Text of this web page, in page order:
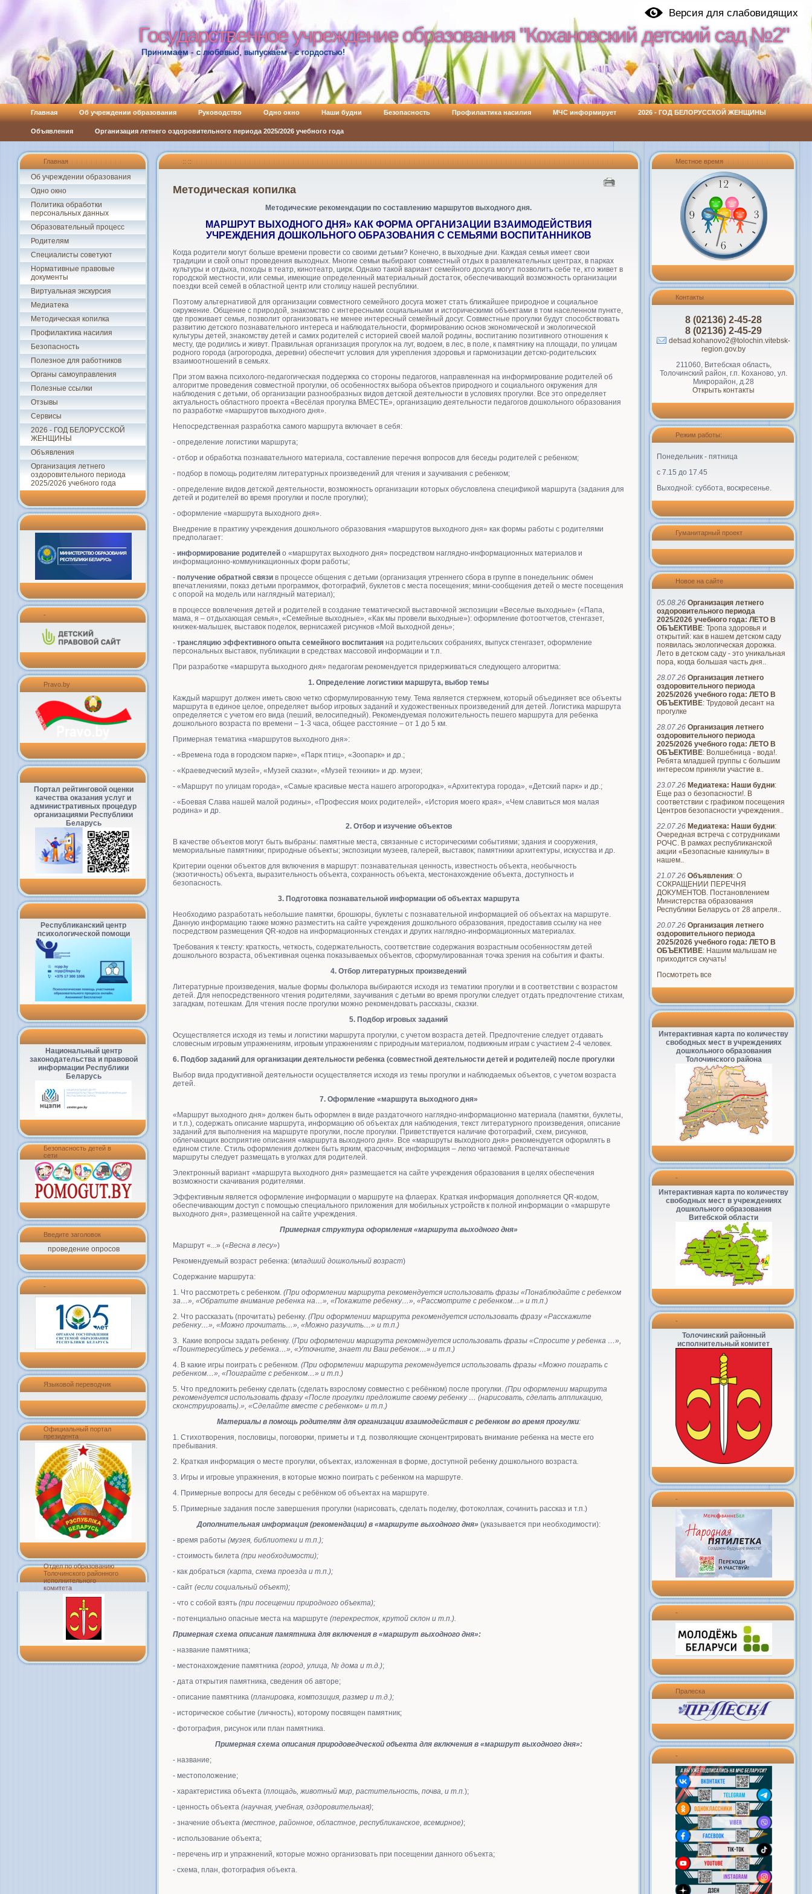
Версия для слабовидящих
Государственное учреждение образования "Кохановский детский сад №2"
Государственное учреждение образования "Кохановский детский сад №2"
Принимаем - с любовью, выпускаем - с гордостью!
Главная Об учреждении образования Руководство Одно окно Наши будни Безопасность Профилактика насилия МЧС информирует 2026 - ГОД БЕЛОРУССКОЙ ЖЕНЩИНЫ
Объявления Организация летнего оздоровительного периода 2025/2026 учебного года
Главная
Об учреждении образования
Одно окно
Политика обработки
персональных данных
Образовательный процесс
Родителям
Специалисты советуют
Нормативные правовые
документы
Виртуальная экскурсия
Медиатека
Методическая копилка
Профилактика насилия
Безопасность
Полезное для работников
Органы самоуправления
Полезные ссылки
Отзывы
Сервисы
2026 - ГОД БЕЛОРУССКОЙ
ЖЕНЩИНЫ
Объявления
Организация летнего
оздоровительного периода
2025/2026 учебного года
-
Pravo.by
Портал рейтинговой оценки
качества оказания услуг и
административных процедур
организациями Республики
Беларусь
Республиканский центр
психологической помощи
Национальный центр
законодательства и правовой
информации Республики
Беларусь
Безопасность детей в
сети
Введите заголовок
проведение опросов
-
Языковой переводчик
Официальный портал
президента
Отдел по образованию
Толочинского районного
исполнительного
комитета
:: ::
Методическая копилка
Методические рекомендации по составлению маршрутов выходного дня.
МАРШРУТ ВЫХОДНОГО ДНЯ» КАК ФОРМА ОРГАНИЗАЦИИ ВЗАИМОДЕЙСТВИЯ
УЧРЕЖДЕНИЯ ДОШКОЛЬНОГО ОБРАЗОВАНИЯ С СЕМЬЯМИ ВОСПИТАННИКОВ
Когда родители могут больше времени провести со своими детьми? Конечно, в выходные дни. Каждая семья имеет свои
традиции и свой опыт проведения выходных. Многие семьи выбирают совместный отдых в развлекательных центрах, в парках
культуры и отдыха, походы в театр, кинотеатр, цирк. Однако такой вариант семейного досуга могут позволить себе те, кто живет в
городской местности, или семьи, имеющие определенный материальный достаток, обеспечивающий возможность организации
поездки всей семей в областной центр или столицу нашей республики.
Поэтому альтернативой для организации совместного семейного досуга может стать ближайшее природное и социальное
окружение. Общение с природой, знакомство с интересными социальными и историческими объектами в том населенном пункте,
где проживает семья, позволит организовать не менее интересный семейный досуг. Совместные прогулки будут способствовать
развитию детского познавательного интереса и наблюдательности, формированию основ экономической и экологической
культуры детей, знакомству детей и самих родителей с историей своей малой родины, воспитанию позитивного отношения к
месту, где родились и живут. Правильная организация прогулок на луг, водоем, в лес, в поле, к памятнику на площади, по улицам
родного города (агрогородка, деревни) обеспечит условия для укрепления здоровья и гармонизации детско-родительских
взаимоотношений в семьях.
При этом важна психолого-педагогическая поддержка со стороны педагогов, направленная на информирование родителей об
алгоритме проведения совместной прогулки, об особенностях выбора объектов природного и социального окружения для
наблюдения с детьми, об организации разнообразных видов детской деятельности в условиях прогулки. Все это определяет
актуальность областного проекта «Весёлая прогулка ВМЕСТЕ», организацию деятельности педагогов дошкольного образования
по разработке «маршрутов выходного дня».
Непосредственная разработка самого маршрута включает в себя:
- определение логистики маршрута;
- отбор и обработка познавательного материала, составление перечня вопросов для беседы родителей с ребенком;
- подбор в помощь родителям литературных произведений для чтения и заучивания с ребенком;
- определение видов детской деятельности, возможность организации которых обусловлена спецификой маршрута (задания для
детей и родителей во время прогулки и после прогулки);
- оформление «маршрута выходного дня».
Внедрение в практику учреждения дошкольного образования «маршрутов выходного дня» как формы работы с родителями
предполагает:
- информирование родителей о «маршрутах выходного дня» посредством наглядно-информационных материалов и
информационно-коммуникационных форм работы;
- получение обратной связи в процессе общения с детьми (организация утреннего сбора в группе в понедельник: обмен
впечатлениями, показ детьми программок, фотографий, буклетов с места посещения; мини-сообщения детей о месте посещения
с опорой на модель или наглядный материал);
в процессе вовлечения детей и родителей в создание тематической выставочной экспозиции «Веселые выходные» («Папа,
мама, я – отдыхающая семья», «Семейные выходные», «Как мы провели выходные»): оформление фотоотчетов, стенгазет,
книжек-малышек, выставок поделок, вернисажей рисунков «Мой выходной день»;
- трансляцию эффективного опыта семейного воспитания на родительских собраниях, выпуск стенгазет, оформление
персональных выставок, публикации в средствах массовой информации и т.п.
При разработке «маршрута выходного дня» педагогам рекомендуется придерживаться следующего алгоритма:
1. Определение логистики маршрута, выбор темы
Каждый маршрут должен иметь свою четко сформулированную тему. Тема является стержнем, который объединяет все объекты
маршрута в единое целое, определяет выбор игровых заданий и художественных произведений для детей. Логистика маршрута
определяется с учетом его вида (пеший, велосипедный). Рекомендуемая положительность пешего маршрута для ребенка
дошкольного возраста по времени – 1-3 часа, общее расстояние – от 1 до 5 км.
Примерная тематика «маршрутов выходного дня»:
- «Времена года в городском парке», «Парк птиц», «Зоопарк» и др.;
- «Краеведческий музей», «Музей сказки», «Музей техники» и др. музеи;
- «Маршрут по улицам города», «Самые красивые места нашего агрогородка», «Архитектура города», «Детский парк» и др.;
- «Боевая Слава нашей малой родины», «Профессия моих родителей», «История моего края», «Чем славиться моя малая
родина» и др.
2. Отбор и изучение объектов
В качестве объектов могут быть выбраны: памятные места, связанные с историческими событиями; здания и сооружения,
мемориальные памятники; природные объекты; экспозиции музеев, галерей, выставок; памятники архитектуры, искусства и др.
Критерии оценки объектов для включения в маршрут: познавательная ценность, известность объекта, необычность
(экзотичность) объекта, выразительность объекта, сохранность объекта, местонахождение объекта, доступность и
безопасность.
3. Подготовка познавательной информации об объектах маршрута
Необходимо разработать небольшие памятки, брошюры, буклеты с познавательной информацией об объектах на маршруте.
Данную информацию также можно разместить на сайте учреждения дошкольного образования, предоставив ссылку на нее
посредством размещения QR-кодов на информационных стендах и других наглядно-информационных материалах.
Требования к тексту: краткость, четкость, содержательность, соответствие содержания возрастным особенностям детей
дошкольного возраста, объективная оценка показываемых объектов, сформулированная точка зрения на события и факты.
4. Отбор литературных произведений
Литературные произведения, малые формы фольклора выбираются исходя из тематики прогулки и в соответствии с возрастом
детей. Для непосредственного чтения родителями, заучивания с детьми во время прогулки следует отдать предпочтение стихам,
загадкам, потешкам. Для чтения после прогулки можно рекомендовать рассказы, сказки.
5. Подбор игровых заданий
Осуществляется исходя из темы и логистики маршрута прогулки, с учетом возраста детей. Предпочтение следует отдавать
словесным игровым упражнениям, игровым упражнениям с природным материалом, подвижным играм с участием 2-4 человек.
6. Подбор заданий для организации деятельности ребенка (совместной деятельности детей и родителей) после прогулки
Выбор вида продуктивной деятельности осуществляется исходя из темы прогулки и наблюдаемых объектов, с учетом возраста
детей.
7. Оформление «маршрута выходного дня»
«Маршрут выходного дня» должен быть оформлен в виде раздаточного наглядно-информационно материала (памятки, буклеты,
и т.п.), содержать описание маршрута, информацию об объектах для наблюдения, текст литературного произведения, описание
заданий для выполнения на маршруте прогулки, после прогулки. Приветствуется наличие фотографий, схем, рисунков,
облегчающих восприятие описания «маршрута выходного дня». Все «маршруты выходного дня» рекомендуется оформлять в
едином стиле. Стиль оформления должен быть ярким, красочным; информация – легко читаемой. Распечатанные
маршруты следует размещать в уголках для родителей.
Электронный вариант «маршрута выходного дня» размещается на сайте учреждения образования в целях обеспечения
возможности скачивания родителями.
Эффективным является оформление информации о маршруте на флаерах. Краткая информация дополняется QR-кодом,
обеспечивающим доступ с помощью специального приложения для мобильных устройств к полной информации о «маршруте
выходного дня», размещенной на сайте учреждения.
Примерная структура оформления «маршрута выходного дня»
Маршрут «...» («Весна в лесу»)
Рекомендуемый возраст ребенка: (младший дошкольный возраст)
Содержание маршрута:
1. Что рассмотреть с ребенком. (При оформлении маршрута рекомендуется использовать фразы «Понаблюдайте с ребенком
за…», «Обратите внимание ребенка на…», «Покажите ребенку…», «Рассмотрите с ребенком…» и т.п.)
2. Что рассказать (прочитать) ребенку. (При оформлении маршрута рекомендуется использовать фразу «Расскажите
ребенку…», «Можно прочитать…», «Можно разучить…» и т.п.)
3. Какие вопросы задать ребенку. (При оформлении маршрута рекомендуется использовать фразы «Спросите у ребенка …»,
«Поинтересуйтесь у ребенка…», «Уточните, знает ли Ваш ребенок…» и т.п.)
4. В какие игры поиграть с ребенком. (При оформлении маршрута рекомендуется использовать фразы «Можно поиграть с
ребенком…», «Поиграйте с ребенком…» и т.п.)
5. Что предложить ребенку сделать (сделать взрослому совместно с ребёнком) после прогулки. (При оформлении маршрута
рекомендуется использовать фразу «После прогулки предложите своему ребенку … (нарисовать, сделать аппликацию,
сконструировать).», «Сделайте вместе с ребенком» и т.п.)
Материалы в помощь родителям для организации взаимодействия с ребенком во время прогулки:
1. Стихотворения, пословицы, поговорки, приметы и т.д. позволяющие сконцентрировать внимание ребенка на месте его
пребывания.
2. Краткая информация о месте прогулки, объектах, изложенная в форме, доступной ребенку дошкольного возраста.
3. Игры и игровые упражнения, в которые можно поиграть с ребенком на маршруте.
4. Примерные вопросы для беседы с ребёнком об объектах на маршруте.
5. Примерные задания после завершения прогулки (нарисовать, сделать поделку, фотоколлаж, сочинить рассказ и т.п.)
Дополнительная информация (рекомендации) в «маршруте выходного дня» (указывается при необходимости):
- время работы (музея, библиотеки и т.п.);
- стоимость билета (при необходимости);
- как добраться (карта, схема проезда и т.п.);
- сайт (если социальный объект);
- что с собой взять (при посещении природного объекта);
- потенциально опасные места на маршруте (перекресток, крутой склон и т.п.).
Примерная схема описания памятника для включения в «маршрут выходного дня»:
- название памятника;
- местонахождение памятника (город, улица, № дома и т.д.);
- дата открытия памятника, сведения об авторе;
- описание памятника (планировка, композиция, размер и т.д.);
- историческое событие (личность), которому посвящен памятник;
- фотография, рисунок или план памятника.
Примерная схема описания природоведческой объекта для включения в «маршрут выходного дня»:
- название;
- местоположение;
- характеристика объекта (площадь, животный мир, растительность, почва, и т.п.);
- ценность объекта (научная, учебная, оздоровительная);
- значение объекта (местное, районное, областное, республиканское, всемирное);
- использование объекта;
- перечень игр и упражнений, которые можно организовать при посещении данного объекта;
- схема, план, фотография объекта.
Местное время
Контакты
8 (02136) 2-45-28
8 (02136) 2-45-29
detsad.kohanovo2@tolochin.vitebsk-
region.gov.by
211060, Витебская область,
Толочинский район, г.п. Коханово, ул.
Микрорайон, д.28
Открыть контакты
Режим работы:
Понедельник - пятница
с 7.15 до 17.45
Выходной: суббота, воскресенье.
Гуманитарный проект
Новое на сайте
05.08.26 Организация летнего
оздоровительного периода
2025/2026 учебного года: ЛЕТО В
ОБЪЕКТИВЕ: Тропа здоровья и
открытий: как в нашем детском саду
появилась экологическая дорожка.
Лето в детском саду - это уникальная
пора, когда большая часть дня..
28.07.26 Организация летнего
оздоровительного периода
2025/2026 учебного года: ЛЕТО В
ОБЪЕКТИВЕ: Трудовой десант на
прогулке
28.07.26 Организация летнего
оздоровительного периода
2025/2026 учебного года: ЛЕТО В
ОБЪЕКТИВЕ: Волшебница - вода!.
Ребята младшей группы с большим
интересом приняли участие в..
23.07.26 Медиатека: Наши будни:
Еще раз о безопасности!. В
соответствии с графиком посещения
Центров безопасности учреждения..
22.07.26 Медиатека: Наши будни:
Очередная встреча с сотрудниками
РОЧС. В рамках республиканской
акции «Безопасные каникулы» в
нашем..
21.07.26 Объявления: О
СОКРАЩЕНИИ ПЕРЕЧНЯ
ДОКУМЕНТОВ. Постановлением
Министерства образования
Республики Беларусь от 28 апреля..
20.07.26 Организация летнего
оздоровительного периода
2025/2026 учебного года: ЛЕТО В
ОБЪЕКТИВЕ: Нашим малышам не
приходится скучать!
Посмотреть все
Интерактивная карта по количеству
свободных мест в учреждениях
дошкольного образования
Толочинского района
-
Интерактивная карта по количеству
свободных мест в учреждениях
дошкольного образования
Витебской области
-
Толочинский районный
исполнительный комитет
-
-
Пралеска
-